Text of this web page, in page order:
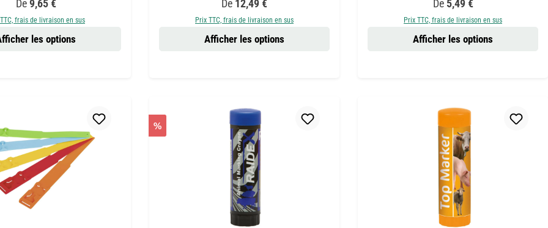
Prix régulier :
De9,65 €
frais de livraison en sus
les options
Prix régulier :
De 12,49 €
Prix TTC, frais de livraison en sus
Afficher les options
Prix régulier :
De 5,49 €
Prix TTC, frais de livraison en sus
Afficher les options
%